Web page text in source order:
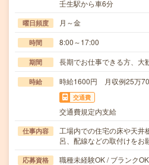
壬生駅から車6分
曜日頻度 月～金
時間 8:00～17:00
期間 長期でお仕事できる方、大
時給 時給1600円 月収例25万
交通費
交通費規定内支給
仕事内容
工場内での住宅の床や天井
呂、配線などの取付けを
応募資格
職種未経験OK / ブランク